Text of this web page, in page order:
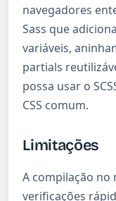
navegadores
Sass que
variáveis,
partials
possa usar o
CSS comum.
Limitações
A compilação no
verificações